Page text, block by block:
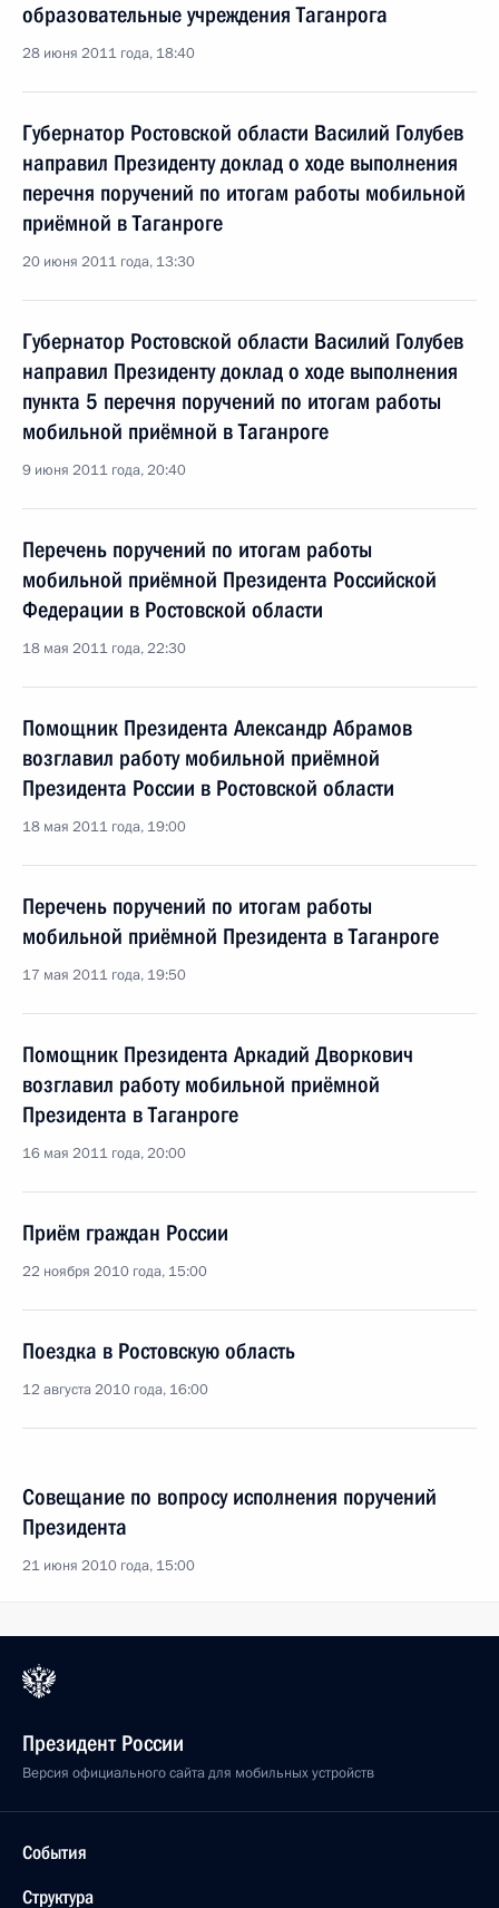
образовательные учреждения Таганрога
28 июня 2011 года, 18:40
Губернатор Ростовской области Василий Голубев
направил Президенту доклад о ходе выполнения
перечня поручений по итогам работы мобильной
приёмной в Таганроге
20 июня 2011 года, 13:30
Губернатор Ростовской области Василий Голубев
направил Президенту доклад о ходе выполнения
пункта 5 перечня поручений по итогам работы
мобильной приёмной в Таганроге
9 июня 2011 года, 20:40
Перечень поручений по итогам работы
мобильной приёмной Президента Российской
Федерации в Ростовской области
18 мая 2011 года, 22:30
Помощник Президента Александр Абрамов
возглавил работу мобильной приёмной
Президента России в Ростовской области
18 мая 2011 года, 19:00
Перечень поручений по итогам работы
мобильной приёмной Президента в Таганроге
17 мая 2011 года, 19:50
Помощник Президента Аркадий Дворкович
возглавил работу мобильной приёмной
Президента в Таганроге
16 мая 2011 года, 20:00
Приём граждан России
22 ноября 2010 года, 15:00
Поездка в Ростовскую область
12 августа 2010 года, 16:00
Совещание по вопросу исполнения поручений
Президента
21 июня 2010 года, 15:00
Президент России
Версия официального сайта для мобильных устройств
События
Структура